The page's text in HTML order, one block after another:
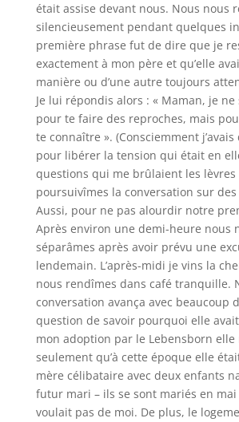
était assise devant nous. Nous nous
silencieusement pendant quelques
première phrase fut de dire que je
exactement à mon père et qu’elle
manière ou d’une autre toujours
Je lui répondis alors : « Maman, je ne
pour te faire des reproches, mais
te connaître ». (Consciemment
pour libérer la tension qui était en
questions qui me brûlaient les lèvres
poursuivîmes la conversation sur
Aussi, pour ne pas alourdir notre
Après environ une demi-heure nous
séparâmes après avoir prévu une
lendemain. L’après-midi je vins la
nous rendîmes dans café tranquille.
conversation avança avec beaucoup
question de savoir pourquoi elle
mon adoption par le Lebensborn elle
seulement qu’à cette époque elle
mère célibataire avec deux enfants
futur mari – ils se sont mariés en mai
voulait pas de moi. De plus, le